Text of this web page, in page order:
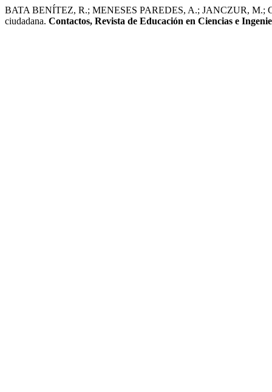
BATA BENÍTEZ, R.; MENESES PAREDES, A.; JANCZUR, M.;
ciudadana. Contactos, Revista de Educación en Ciencias e